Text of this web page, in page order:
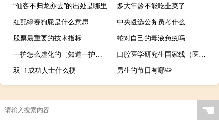
“仙客不归龙亦去”的出处是哪里
多大年龄不能吃韭菜了
红配绿赛狗屁是什么意思
中央遴选公务员考什么
股票最重要的技术指标
蛇对自己的毒液免疫吗
一护怎么虚化的（知道一护虚化的进）
口腔医学研究生国家线（医学研究生国家线）
双11成功人士什么梗
男生的节日有哪些
☚